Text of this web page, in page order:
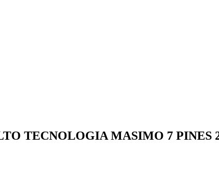
TECNOLOGIA MASIMO 7